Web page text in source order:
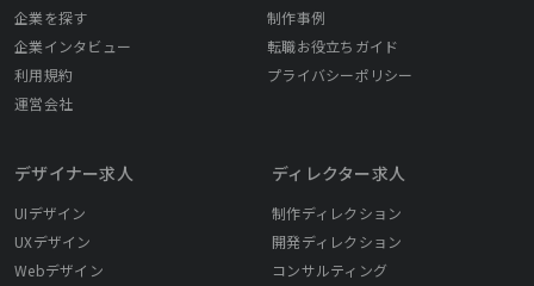
企業を探す
制作事例
企業インタビュー
転職お役立ちガイド
利用規約
プライバシーポリシー
運営会社
デザイナー求人
UIデザイン
UXデザイン
Webデザイン
ディレクター求人
制作ディレクション
開発ディレクション
コンサルティング